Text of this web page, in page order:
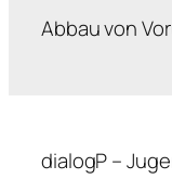
Abbau von
dialogP –